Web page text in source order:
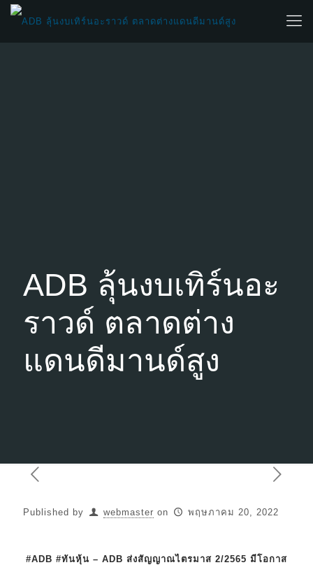
ADB ลุ้นงบเทิร์นอะ
ราวด์ ตลาดต่าง
แดนดีมานด์สูง
Published by webmaster on พฤษภาคม 20, 2022
#ADB #ทันหุ้น – ADB ส่งสัญญาณไตรมาส 2/2565 มีโอกาส